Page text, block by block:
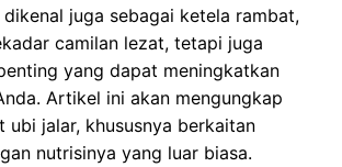
juga sebagai ketela rambat,
camilan lezat, tetapi juga
yang dapat meningkatkan
Artikel ini akan mengungkap
ubi jalar, khususnya berkaitan
nutrisinya yang luar biasa.